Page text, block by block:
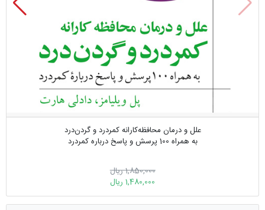
علل و درمان محافظه‌کارانه کمردرد و گردن‌درد
به همراه 100 پرسش و پاسخ درباره کمردرد
1,850,000 ریال
1,480,000 ریال